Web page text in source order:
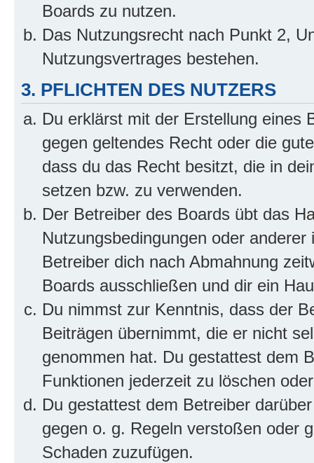
Boards zu nutzen.
Das Nutzungsrecht nach Punkt 2,
Nutzungsvertrages bestehen.
3. PFLICHTEN DES NUTZERS
Du erklärst mit der Erstellung eines
gegen geltendes Recht oder die
dass du das Recht besitzt, die in
setzen bzw. zu verwenden.
Der Betreiber des Boards übt das
Nutzungsbedingungen oder
Betreiber dich nach Abmahnung
Boards ausschließen und dir ein
Du nimmst zur Kenntnis, dass der
Beiträgen übernimmt, die er nicht
genommen hat. Du gestattest dem
Funktionen jederzeit zu löschen
Du gestattest dem Betreiber
gegen o. g. Regeln verstoßen oder
Schaden zuzufügen.